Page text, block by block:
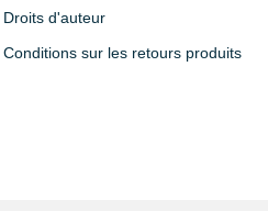
Droits d'auteur
Conditions sur les retours produits